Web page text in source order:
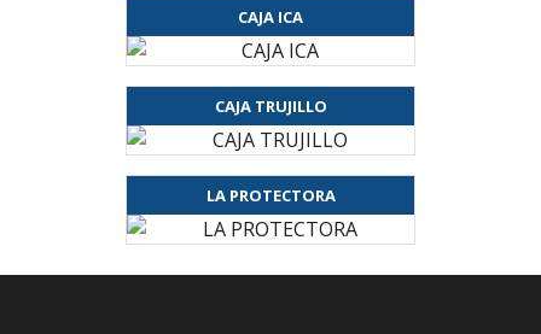
CAJA ICA
CAJA TRUJILLO
LA PROTECTORA